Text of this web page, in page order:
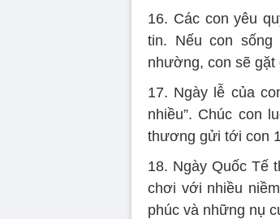
16. Các con yêu
tin. Nếu con
nhường, con sẽ
17. Ngày lễ của
nhiều”. Chúc con
thương gửi tới con
18. Ngày Quốc Tế
chơi với nhiều
phúc và những nụ